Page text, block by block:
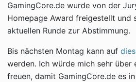
GamingCore.de wurde von der
Homepage Award freigestellt und
aktuellen Runde zur Abstimmung.
Bis nächsten Montag kann auf
werden. Ich würde mich sehr über
freuen, damit GamingCore.de es